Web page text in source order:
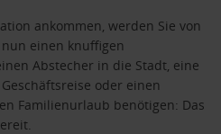
ankommen, werden Sie von
einen knuffigen
Abstecher in die Stadt, eine
oder einen
Familienurlaub benötigen: Das